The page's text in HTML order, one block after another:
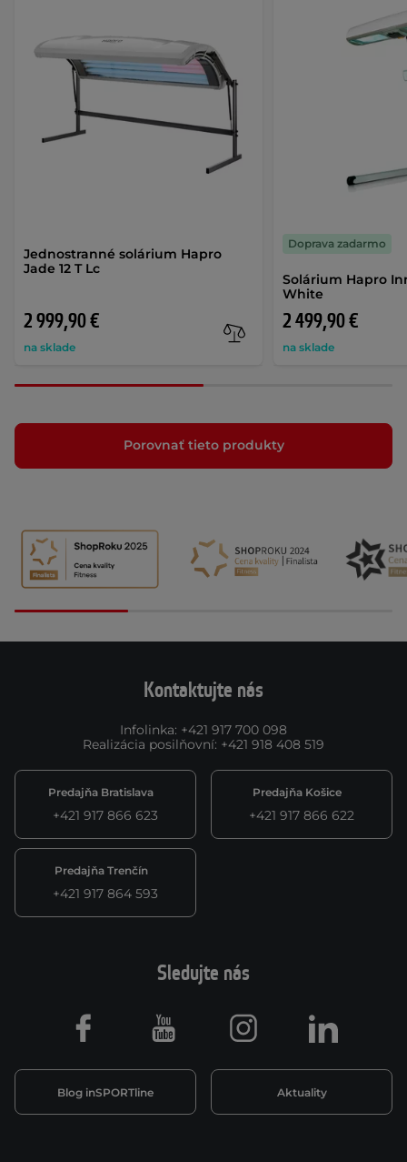
Jednostranné solárium Hapro
Jade 12 T Lc
2 999,90 €
na sklade
Solárium Hapro
White
2 499,90 €
na sklade
Doprava zadarmo
Porovnať tieto produkty
Kontaktujte nás
Infolinka: +421 917 700 098
Realizácia posilňovní: +421 918 408 519
Predajňa Bratislava
+421 917 866 623
Predajňa Košice
+421 917 866 622
Predajňa Trenčín
+421 917 864 593
Sledujte nás
Blog inSPORTline Aktuality
Facebook Youtube Instagram LinkedIn